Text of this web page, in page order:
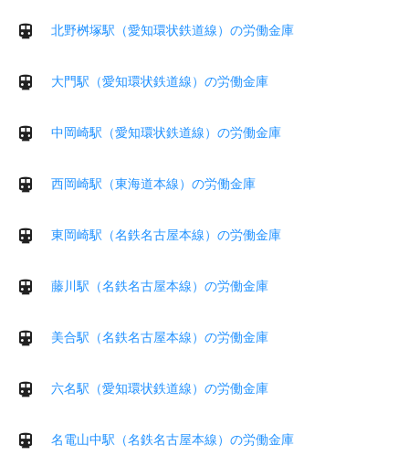
北野桝塚駅（愛知環状鉄道線）の労働金庫
大門駅（愛知環状鉄道線）の労働金庫
中岡崎駅（愛知環状鉄道線）の労働金庫
西岡崎駅（東海道本線）の労働金庫
東岡崎駅（名鉄名古屋本線）の労働金庫
藤川駅（名鉄名古屋本線）の労働金庫
美合駅（名鉄名古屋本線）の労働金庫
六名駅（愛知環状鉄道線）の労働金庫
名電山中駅（名鉄名古屋本線）の労働金庫